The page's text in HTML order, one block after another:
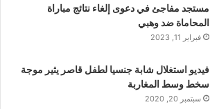
مستجد مفاجئ في دعوى إلغاء نتائج مباراة
المحاماة ضد وهبي
فبراير 11, 2023
فيديو استغلال شابة جنسيا لطفل قاصر يثير موجة
سخط وسط المغاربة
سبتمبر 20, 2020